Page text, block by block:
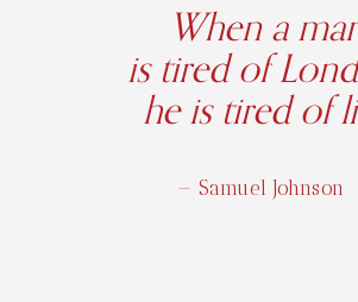
When a
is tired of
he is tired of
— Samuel Johnson